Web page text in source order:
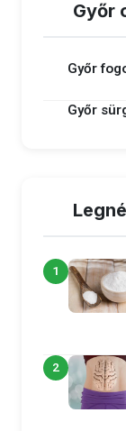
Győr
Győr
Győr
1
2